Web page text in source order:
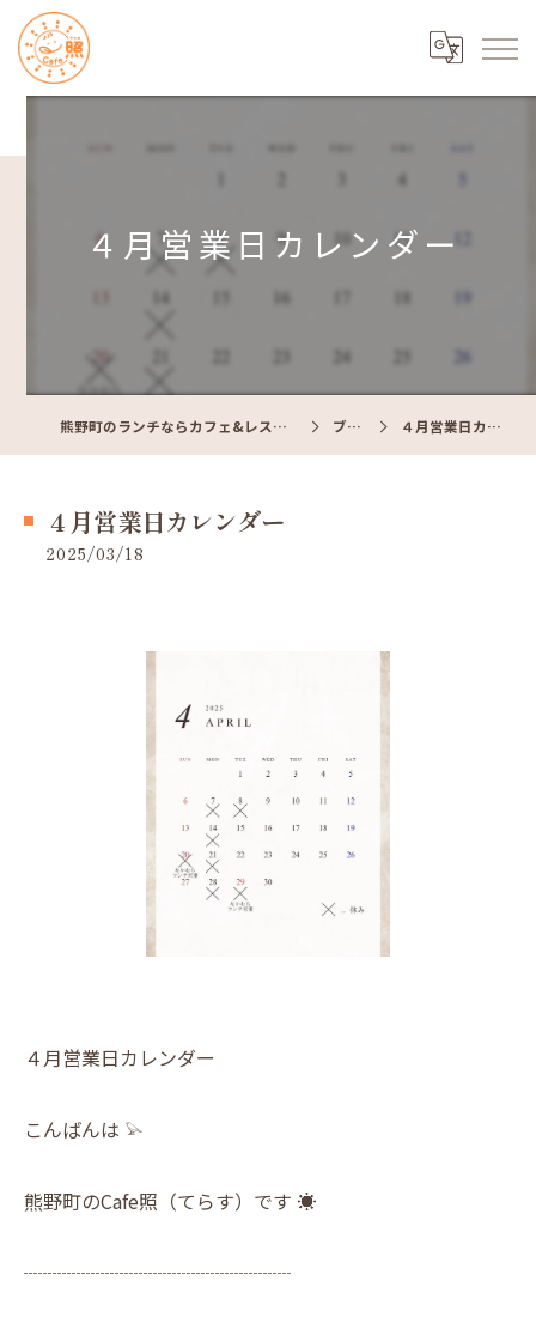
４月営業日カレンダー
熊野町のランチならカフェ&レストラン Cafe照 ブログ ４月営業日カレンダー
４月営業日カレンダー
2025/03/18
４月営業日カレンダー
こんばんは 𓅫
熊野町のCafe照（てらす）です ☀︎
┈┈┈┈┈┈┈┈┈┈┈┈┈┈